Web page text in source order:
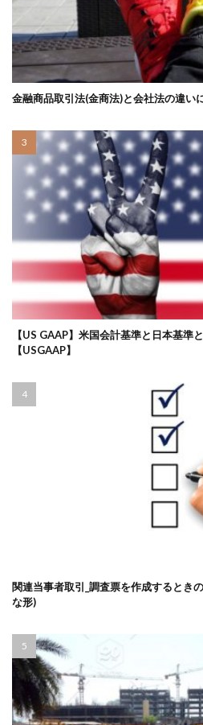
金融商品取引法(金商法)と会社法の違い
【US GAAP】米国会計基準と日本基準
【USGAAP】
関連当事者取引_調査票を作成するとき
な形)